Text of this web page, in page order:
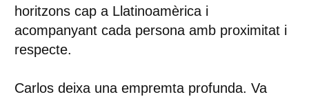
horitzons cap a Llatinoamèrica i
acompanyant cada persona amb proximitat i
respecte.
Carlos deixa una empremta profunda. Va